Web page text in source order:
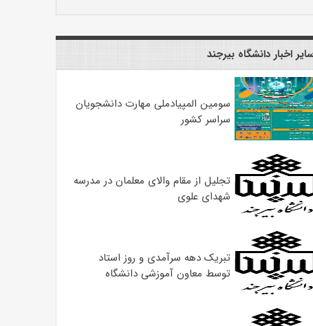
اخبار دانشگاه بیرجند
سومین المپیادملی مهارت دانشجویان
سراسر کشور
تجلیل از مقام والای معلمان در مدرسه
شهدای علوی
تبریک دهه سرآمدی و روز استاد
توسط معاون آموزشی دانشگاه